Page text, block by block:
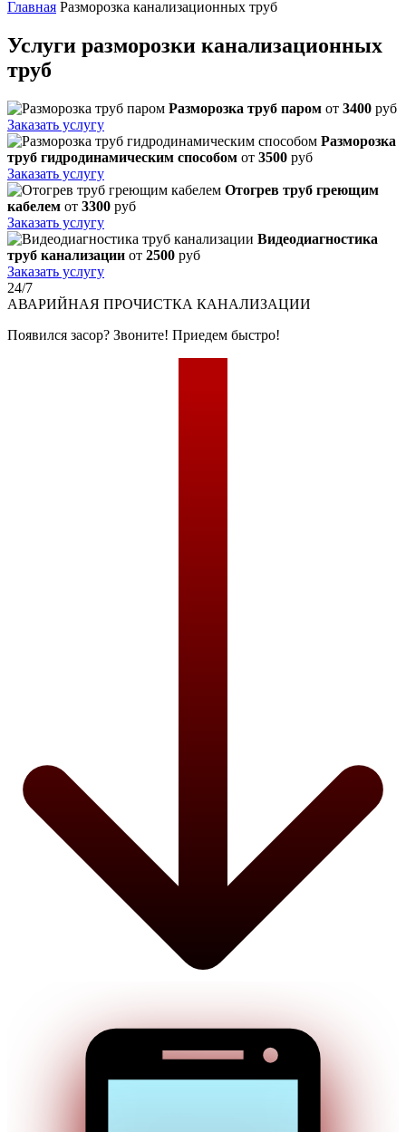
Главная Разморозка канализационных труб
Услуги разморозки канализационных
труб
Разморозка труб паром от 3400 руб
Заказать услугу
Разморозка
труб гидродинамическим способом от 3500 руб
Заказать услугу
Отогрев труб греющим
кабелем от 3300 руб
Заказать услугу
Видеодиагностика
труб канализации от 2500 руб
Заказать услугу
24/7
АВАРИЙНАЯ ПРОЧИСТКА КАНАЛИЗАЦИИ
Появился засор? Звоните! Приедем быстро!